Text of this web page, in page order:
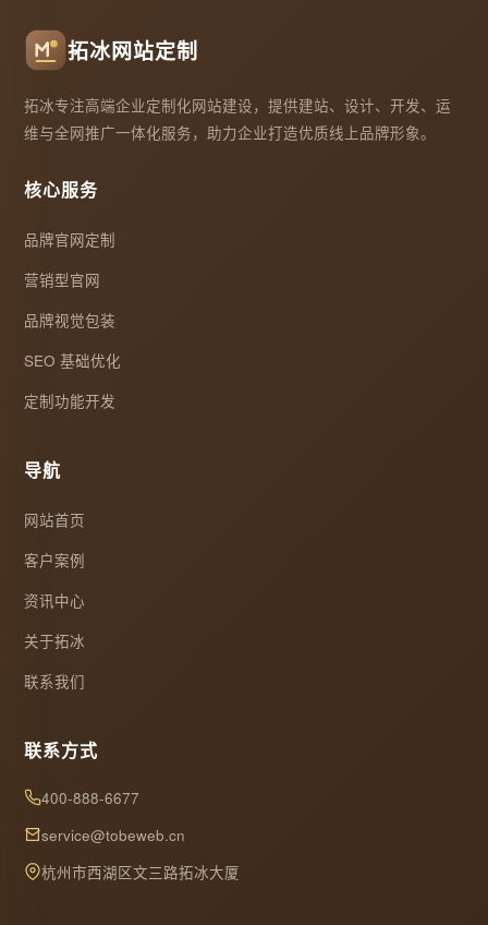
拓冰网站定制
拓冰专注高端企业定制化网站建设，提供建站、设计、开发、运
维与全网推广一体化服务，助力企业打造优质线上品牌形象。
核心服务
品牌官网定制
营销型官网
品牌视觉包装
SEO 基础优化
定制功能开发
导航
网站首页
客户案例
资讯中心
关于拓冰
联系我们
联系方式
400-888-6677
service@tobeweb.cn
杭州市西湖区文三路拓冰大厦